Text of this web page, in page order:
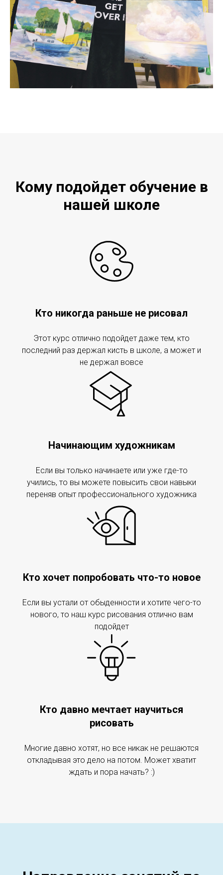
Кому подойдет обучение в
нашей школе
Кто никогда раньше не рисовал
Этот курс отлично подойдет даже тем, кто
последний раз держал кисть в школе, а может и
не держал вовсе
Начинающим художникам
Если вы только начинаете или уже где-то
учились, то вы можете повысить свои навыки
переняв опыт профессионального художника
Кто хочет попробовать что-то новое
Если вы устали от обыденности и хотите чего-то
нового, то наш курс рисования отлично вам
подойдет
Кто давно мечтает научиться
рисовать
Многие давно хотят, но все никак не решаются
откладывая это дело на потом. Может хватит
ждать и пора начать? :)